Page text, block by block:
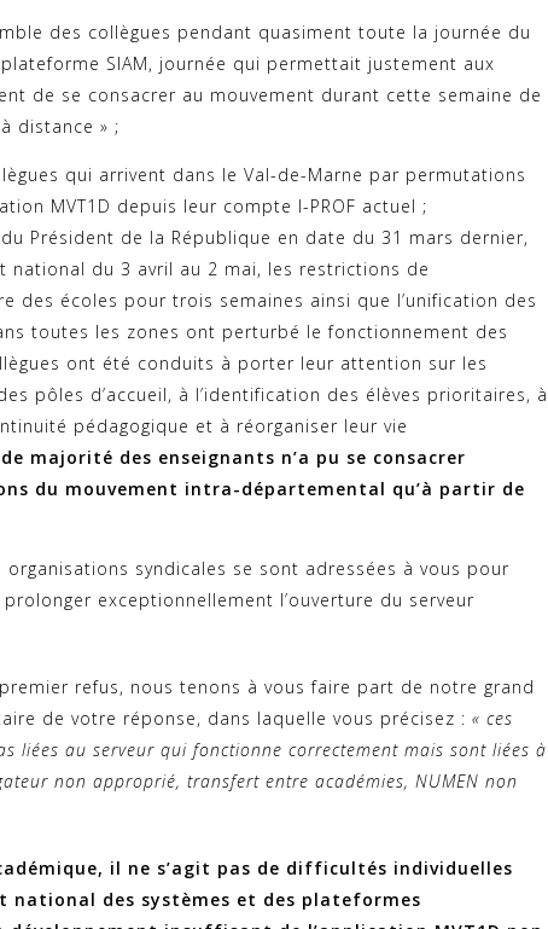
des collègues pendant quasiment toute la journée du
SIAM, journée qui permettait justement aux
de se consacrer au mouvement durant cette semaine de
distance » ;
qui arrivent dans le Val-de-Marne par permutations
MVT1D depuis leur compte I-PROF actuel ;
Président de la République en date du 31 mars dernier,
national du 3 avril au 2 mai, les restrictions de
des écoles pour trois semaines ainsi que l’unification des
toutes les zones ont perturbé le fonctionnement des
ont été conduits à porter leur attention sur les
pôles d’accueil, à l’identification des élèves prioritaires, à
pédagogique et à réorganiser leur vie
majorité des enseignants n’a pu se consacrer
du mouvement intra-départemental qu’à partir de
syndicales se sont adressées à vous pour
exceptionnellement l’ouverture du serveur
refus, nous tenons à vous faire part de notre grand
de votre réponse, dans laquelle vous précisez : « ces
liées au serveur qui fonctionne correctement mais sont liées à
non approprié, transfert entre académies, NUMEN non
il ne s’agit pas de difficultés individuelles
national des systèmes et des plateformes